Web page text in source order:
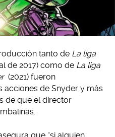
tanto de La liga
de 2017) como de La liga
(2021) fueron
acciones de Snyder y más
de que el director